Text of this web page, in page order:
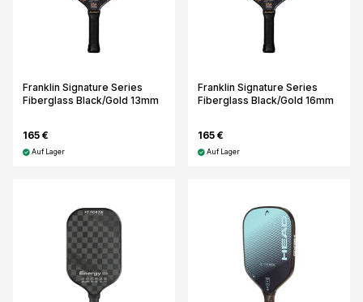
Franklin Signature Series
Fiberglass Black/Gold 13mm
165 €
Auf Lager
Franklin Signature Series
Fiberglass Black/Gold 16mm
165 €
Auf Lager